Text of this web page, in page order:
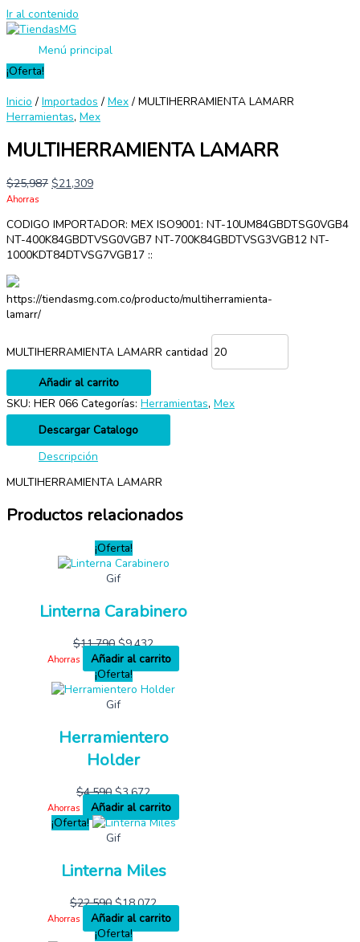
Ir al contenido
Menú principal
¡Oferta!
Inicio / Importados / Mex / MULTIHERRAMIENTA LAMARR
Herramientas, Mex
MULTIHERRAMIENTA LAMARR
$25,987 $21,309
Ahorras
CODIGO IMPORTADOR: MEX ISO9001: NT-10UM84GBDTSG0VGB4
NT-400K84GBDTVSG0VGB7 NT-700K84GBDTVSG3VGB12 NT-
1000KDT84DTVSG7VGB17 ::
https://tiendasmg.com.co/producto/multiherramienta-
lamarr/
MULTIHERRAMIENTA LAMARR cantidad
Añadir al carrito
SKU: HER 066 Categorías: Herramientas, Mex
Descargar Catalogo
Descripción
MULTIHERRAMIENTA LAMARR
Productos relacionados
¡Oferta!
Gif
Linterna Carabinero
$11,790 $9,432
Ahorras
Añadir al carrito
¡Oferta!
Gif
Herramientero
Holder
$4,590 $3,672
Ahorras
Añadir al carrito
¡Oferta!
Gif
Linterna Miles
$22,590 $18,072
Ahorras
Añadir al carrito
¡Oferta!